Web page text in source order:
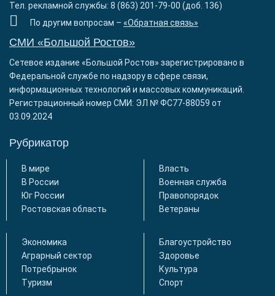
Тел. рекламной службы: 8 (863) 201-79-00 (доб. 136)
По другим вопросам – «Обратная связь»
СМИ «Большой Ростов»
Сетевое издание «Большой Ростов» зарегистрировано в
Федеральной службе по надзору в сфере связи,
информационных технологий и массовых коммуникаций.
Регистрационный номер СМИ: ЭЛ № ФС77-88059 от
03.09.2024
Рубрикатор
В мире
В России
Юг России
Ростовская область
Власть
Военная служба
Правопорядок
Ветераны
Экономика
Аграрный сектор
Потребрынок
Туризм
Благоустройство
Здоровье
Культура
Спорт